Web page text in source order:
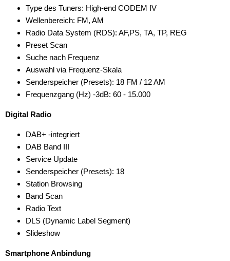
Type des Tuners: High-end CODEM IV
Wellenbereich: FM, AM
Radio Data System (RDS): AF,PS, TA, TP, REG
Preset Scan
Suche nach Frequenz
Auswahl via Frequenz-Skala
Senderspeicher (Presets): 18 FM / 12 AM
Frequenzgang (Hz) -3dB: 60 - 15.000
Digital Radio
DAB+ -integriert
DAB Band III
Service Update
Senderspeicher (Presets): 18
Station Browsing
Band Scan
Radio Text
DLS (Dynamic Label Segment)
Slideshow
Smartphone Anbindung